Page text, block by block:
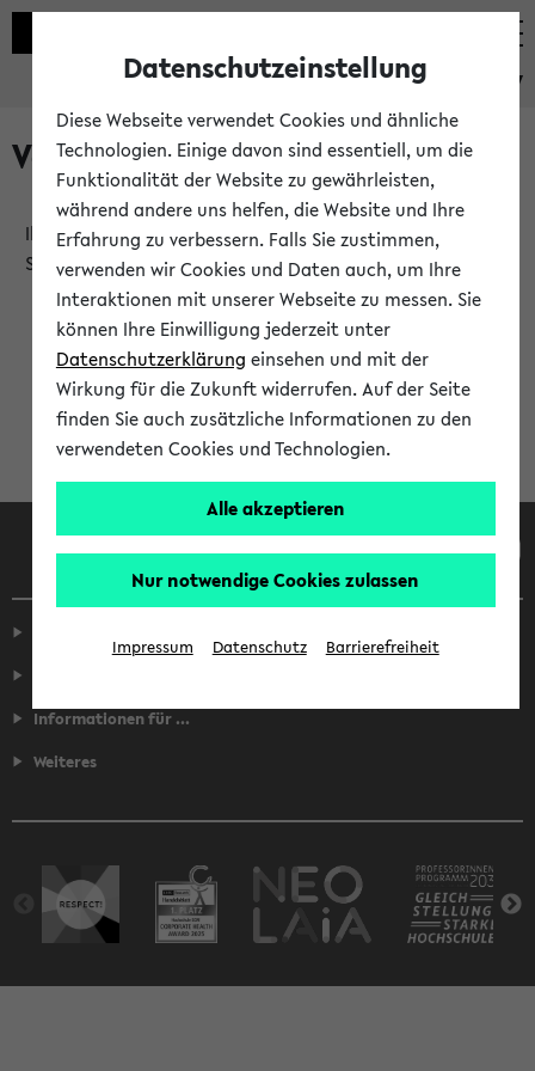
eKVV
Verlauf
Ihr Verlauf ist leer. Er wird sich im Verlauf Ihrer eKVV
Sitzung füllen.
Informationen für ...
Weiteres
Datenschutzeinstellung
Diese Webseite verwendet Cookies und ähnliche
Technologien. Einige davon sind essentiell, um die
Funktionalität der Website zu gewährleisten,
während andere uns helfen, die Website und Ihre
Erfahrung zu verbessern. Falls Sie zustimmen,
verwenden wir Cookies und Daten auch, um Ihre
Interaktionen mit unserer Webseite zu messen. Sie
können Ihre Einwilligung jederzeit unter
Datenschutzerklärung einsehen und mit der
Wirkung für die Zukunft widerrufen. Auf der Seite
finden Sie auch zusätzliche Informationen zu den
verwendeten Cookies und Technologien.
Alle akzeptieren
Nur notwendige Cookies zulassen
Impressum Datenschutz Barrierefreiheit